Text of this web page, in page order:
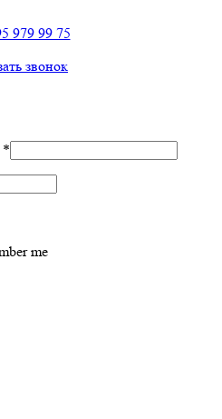
979 99 75
звонок
*
me